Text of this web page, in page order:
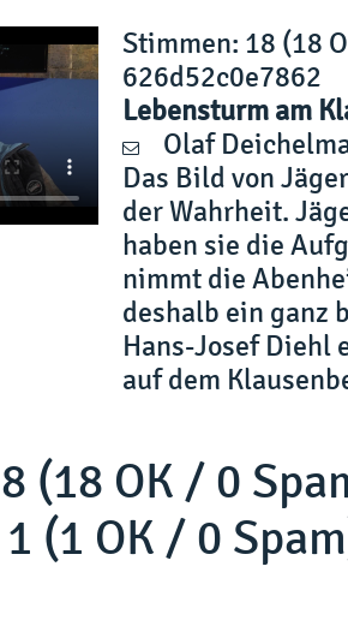
Stimmen: 18 (18
626d52c0e7862
Lebensturm am
Olaf
Das Bild von
der Wahrheit.
haben sie die
nimmt die
deshalb ein ganz
Hans-Josef Diehl
auf dem
(18 OK / 0
(1 OK / 0